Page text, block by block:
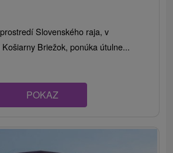
Slovenského raja, v
Briežok, ponúka útulne...
POKAZ